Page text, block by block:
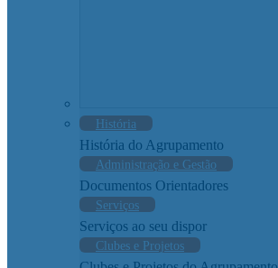
História
História do Agrupamento
Administração e Gestão
Documentos Orientadores
Serviços
Serviços ao seu dispor
Clubes e Projetos